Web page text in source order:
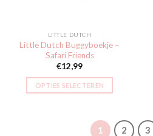
LITTLE DUTCH
Little Dutch Buggyboekje –
Safari Friends
€12,99
OPTIES SELECTEREN
1 2 3